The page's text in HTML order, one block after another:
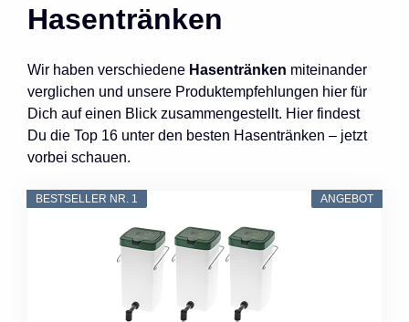
Hasentränken
Wir haben verschiedene Hasentränken miteinander
verglichen und unsere Produktempfehlungen hier für
Dich auf einen Blick zusammengestellt. Hier findest
Du die Top 16 unter den besten Hasentränken – jetzt
vorbei schauen.
ANGEBOT
BESTSELLER NR. 1